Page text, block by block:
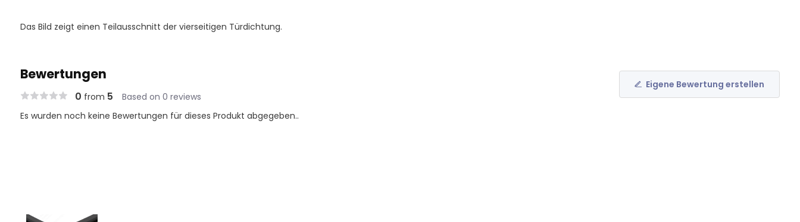
Das Bild zeigt einen Teilausschnitt der vierseitigen Türdichtung.
Bewertungen
0 from 5 Based on 0 reviews
Eigene Bewertung erstellen
Es wurden noch keine Bewertungen für dieses Produkt abgegeben..